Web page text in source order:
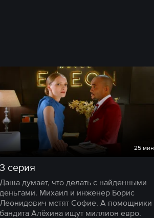
25 мин
3 серия
Даша думает, что делать с найденными
деньгами. Михаил и инженер Борис
Леонидович мстят Софие. А помощники
бандита Алёхина ищут миллион евро.